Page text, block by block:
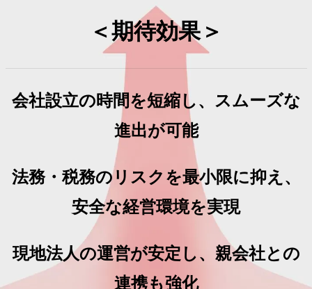
＜期待効果＞
会社設立の時間を短縮し、スムーズな
進出が可能
法務・税務のリスクを最小限に抑え、
安全な経営環境を実現
現地法人の運営が安定し、親会社との
連携も強化